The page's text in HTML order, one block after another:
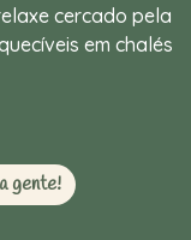
cercado pela
em chalés
gente!